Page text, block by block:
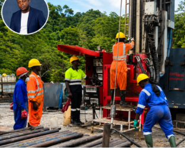
Le volet humain figure également parmi
en avant par l’entreprise. Plus de700
Gabonais sont aujourd’hui
dans le projet, témoignant de la volonté
d’associer les compétences nationales
développement de Belinga.
Ces réalisations s’inscrivent dans la
convention minière signée entre l’État
Fortescue, qui prévoit, à terme, des